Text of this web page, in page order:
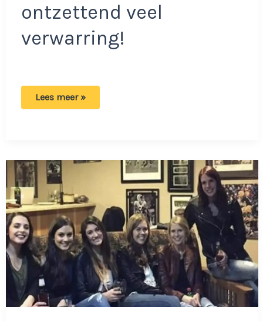
ontzettend veel
verwarring!
Bizarre
niet
klopt
aan
de
foto
van
deze
vriendinnengroep?
Lees meer »